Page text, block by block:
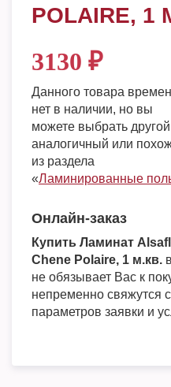
POLAIRE, 1
3130 ₽
Данного товара
нет в наличии, но вы
можете выбрать другой
аналогичный или
из раздела
«Ламинированные
Онлайн-заказ
Купить Ламинат
Chene Polaire, 1 м.кв.
не обязывает Вас к
непременно свяжутся
параметров заявки и